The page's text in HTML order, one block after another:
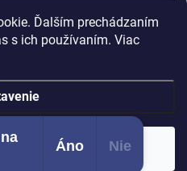
Ďalším prechádzaním
s ich používaním. Viac
ochrany osobných údajov
. Všetky práva vyhradené.
Áno Nie